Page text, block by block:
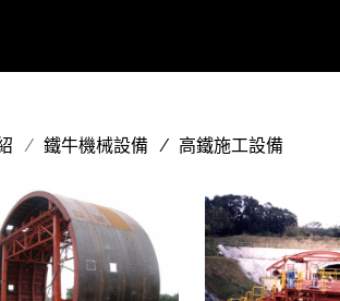
鐵牛機械設備 高鐵施工設備